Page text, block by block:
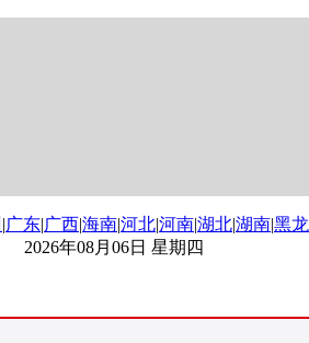
|广东|广西|海南|河北|河南|湖北|湖南|黑
2026年08月06日 星期四